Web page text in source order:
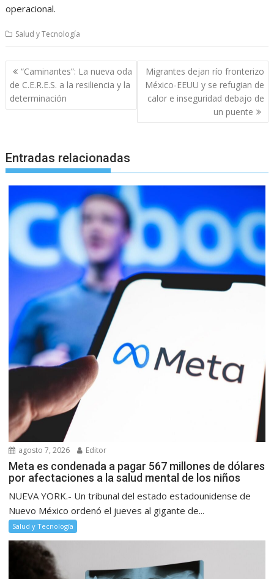
operacional.
Salud y Tecnología
Navegación
de
entradas
“Caminantes”: La nueva oda
de C.E.R.E.S. a la resiliencia y la
determinación
Migrantes dejan río fronterizo
México-EEUU y se refugian de
calor e inseguridad debajo de
un puente
Entradas relacionadas
agosto 7, 2026 Editor
Meta es condenada a pagar 567 millones de dólares
por afectaciones a la salud mental de los niños
NUEVA YORK.- Un tribunal del estado estadounidense de
Nuevo México ordenó el jueves al gigante de...
Salud y Tecnología